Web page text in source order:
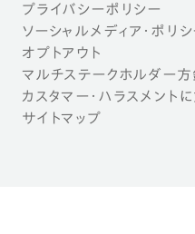
プライバシーポリシー
ソーシャルメディア・ポリシ
オプトアウト
マルチステークホルダー方
カスタマー・ハラスメント
サイトマップ